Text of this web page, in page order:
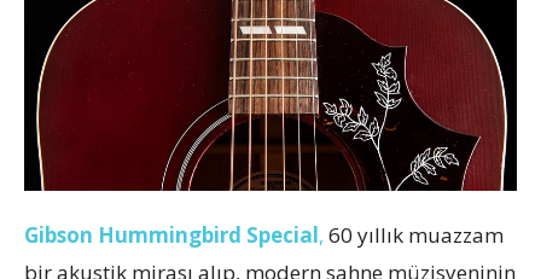
Gibson Hummingbird Special, 60 yıllık muazzam
bir akustik mirası alıp, modern sahne müzisyeninin